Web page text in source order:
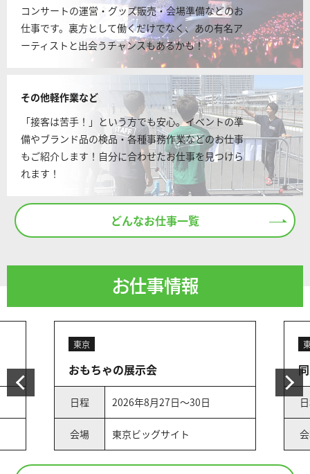
コンサートの運営・グッズ販売・会場準備などのお
仕事です。裏方として働くだけでなく、あの有名ア
ーティストと出会うチャンスもあるかも！
その他軽作業など
「接客は苦手！」という方でも安心。イベントの準
備やブランド品の検品・各種事務作業などのお仕事
もご紹介します！自分に合わせたお仕事を見つけら
れます！
どんなお仕事一覧
お仕事情報
東京
おもちゃの展示会
日程 2026年8月27日～30日
会場 東京ビッグサイト